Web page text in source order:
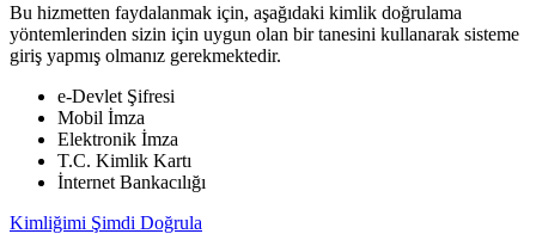
Bu hizmetten faydalanmak için, aşağıdaki kimlik doğrulama
yöntemlerinden sizin için uygun olan bir tanesini kullanarak sisteme
giriş yapmış olmanız gerekmektedir.
e-Devlet Şifresi
Mobil İmza
Elektronik İmza
T.C. Kimlik Kartı
İnternet Bankacılığı
Kimliğimi Şimdi Doğrula